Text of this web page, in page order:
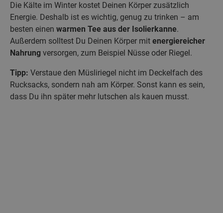
Die Kälte im Winter kostet Deinen Körper zusätzlich
Energie. Deshalb ist es wichtig, genug zu trinken – am
besten einen warmen Tee aus der Isolierkanne.
Außerdem solltest Du Deinen Körper mit energiereicher
Nahrung versorgen, zum Beispiel Nüsse oder Riegel.
Tipp: Verstaue den Müsliriegel nicht im Deckelfach des
Rucksacks, sondern nah am Körper. Sonst kann es sein,
dass Du ihn später mehr lutschen als kauen musst.